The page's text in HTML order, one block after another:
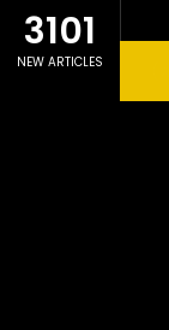
3101
NEW ARTICLES
ปในถัง จะได้ผล
expect that